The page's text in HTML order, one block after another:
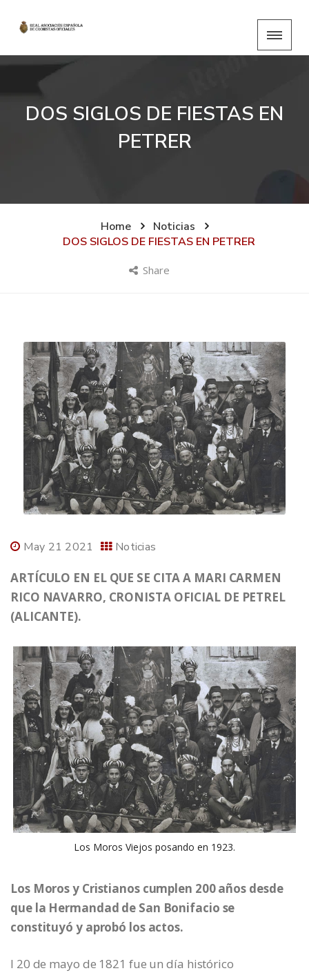
DOS SIGLOS DE FIESTAS EN
PETRER
Home
Noticias
DOS SIGLOS DE FIESTAS EN PETRER
Share
May 21 2021 Noticias
ARTÍCULO EN EL QUE SE CITA A MARI CARMEN
RICO NAVARRO, CRONISTA OFICIAL DE PETREL
(ALICANTE).
Los Moros Viejos posando en 1923.
Los Moros y Cristianos cumplen 200 años desde
que la Hermandad de San Bonifacio se
constituyó y aprobó los actos.
l 20 de mayo de 1821 fue un día histórico